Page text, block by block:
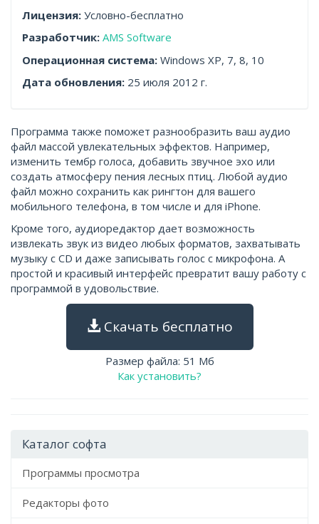
Лицензия: Условно-бесплатно
Разработчик: AMS Software
Операционная система: Windows XP, 7, 8, 10
Дата обновления: 25 июля 2012 г.
Программа также поможет разнообразить ваш аудио
файл массой увлекательных эффектов. Например,
изменить тембр голоса, добавить звучное эхо или
создать атмосферу пения лесных птиц. Любой аудио
файл можно сохранить как рингтон для вашего
мобильного телефона, в том числе и для iPhone.
Кроме того, аудиоредактор дает возможность
извлекать звук из видео любых форматов, захватывать
музыку с CD и даже записывать голос с микрофона. А
простой и красивый интерфейс превратит вашу работу с
программой в удовольствие.
Скачать бесплатно
Размер файла: 51 Мб
Как установить?
Каталог софта
Программы просмотра
Редакторы фото